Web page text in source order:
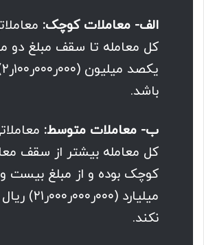
الف- معاملات کوچک:
کل معامله تا سقف مبلغ دو
باشد.
ب- معاملات متوسط:
کل معامله بیشتر از سقف
کوچک بوده و از مبلغ بیست
میلیارد
نکند.